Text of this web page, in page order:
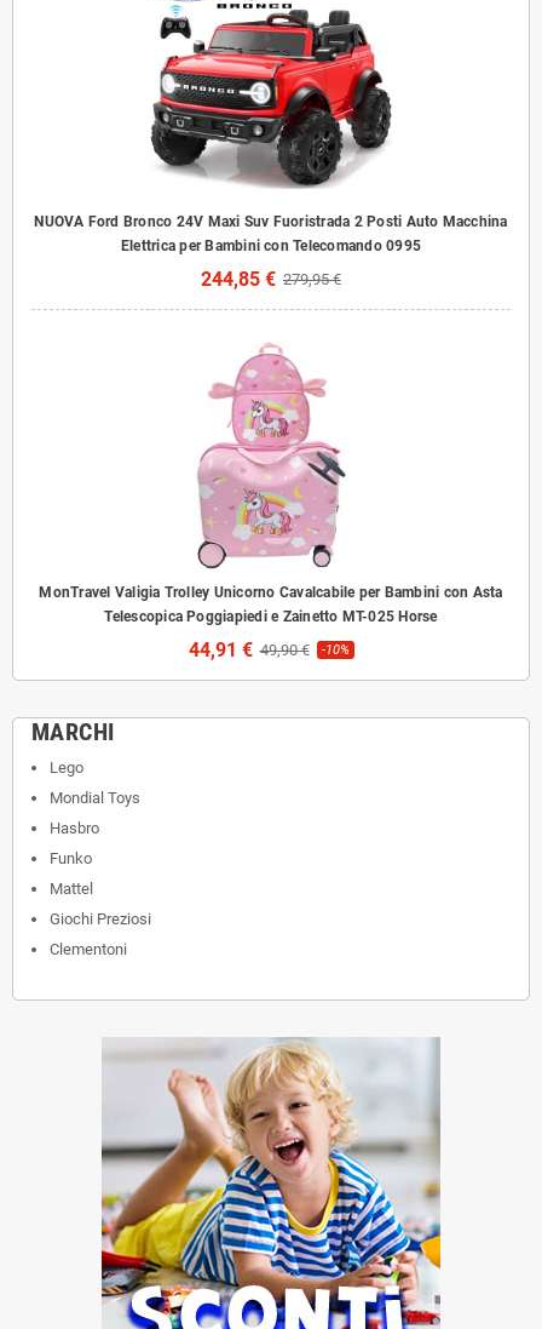
NUOVA Ford Bronco 24V Maxi Suv Fuoristrada 2 Posti Auto Macchina
Elettrica per Bambini con Telecomando 0995
244,85 € 279,95 €
MonTravel Valigia Trolley Unicorno Cavalcabile per Bambini con Asta
Telescopica Poggiapiedi e Zainetto MT-025 Horse
44,91 € 49,90 € -10%
MARCHI
Lego
Mondial Toys
Hasbro
Funko
Mattel
Giochi Preziosi
Clementoni